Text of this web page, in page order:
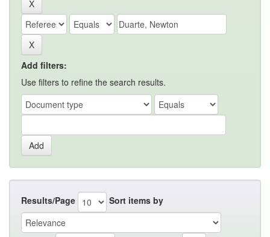
Add filters:
Use filters to refine the search results.
Results/Page Sort items by